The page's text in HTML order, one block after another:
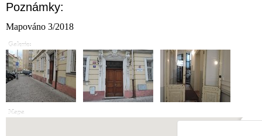
Poznámky:
Mapováno 3/2018
Galerie:
Mapa